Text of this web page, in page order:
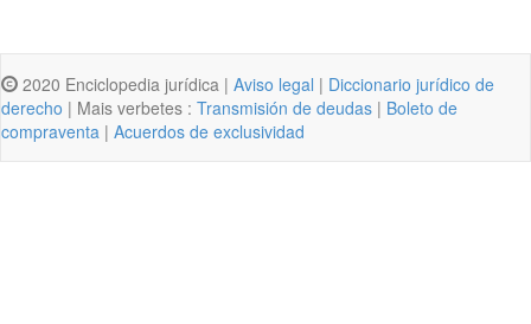
2020 Enciclopedia jurídica | Aviso legal | Diccionario jurídico de
derecho | Mais verbetes : Transmisión de deudas | Boleto de
compraventa | Acuerdos de exclusividad